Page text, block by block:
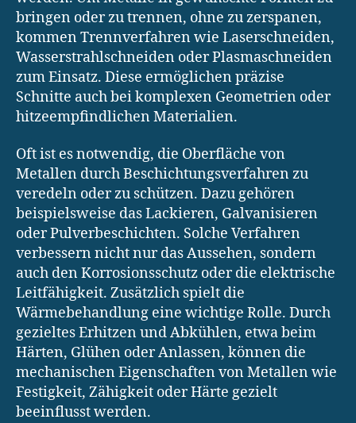
bringen oder zu trennen, ohne zu zerspanen,
kommen Trennverfahren wie Laserschneiden,
Wasserstrahlschneiden oder Plasmaschneiden
zum Einsatz. Diese ermöglichen präzise
Schnitte auch bei komplexen Geometrien oder
hitzeempfindlichen Materialien.
Oft ist es notwendig, die Oberfläche von
Metallen durch Beschichtungsverfahren zu
veredeln oder zu schützen. Dazu gehören
beispielsweise das Lackieren, Galvanisieren
oder Pulverbeschichten. Solche Verfahren
verbessern nicht nur das Aussehen, sondern
auch den Korrosionsschutz oder die elektrische
Leitfähigkeit. Zusätzlich spielt die
Wärmebehandlung eine wichtige Rolle. Durch
gezieltes Erhitzen und Abkühlen, etwa beim
Härten, Glühen oder Anlassen, können die
mechanischen Eigenschaften von Metallen wie
Festigkeit, Zähigkeit oder Härte gezielt
beeinflusst werden.